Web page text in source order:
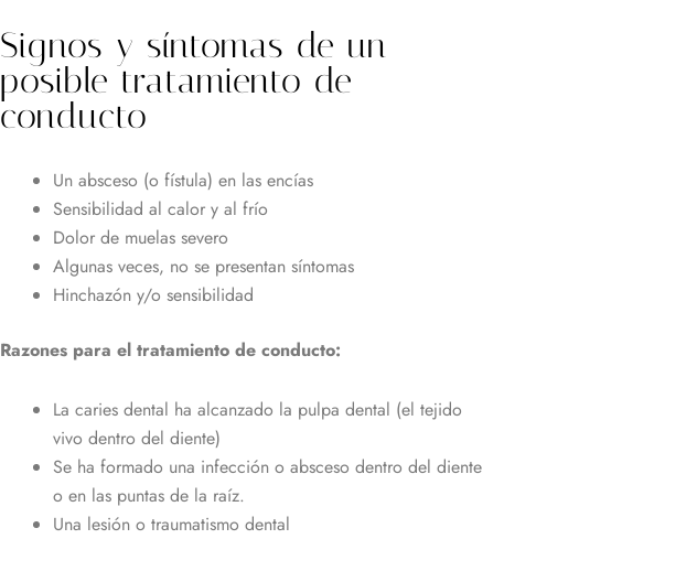
Signos y síntomas de un
posible tratamiento de
conducto
Un absceso (o fístula) en las encías
Sensibilidad al calor y al frío
Dolor de muelas severo
Algunas veces, no se presentan síntomas
Hinchazón y/o sensibilidad
Razones para el tratamiento de conducto:
La caries dental ha alcanzado la pulpa dental (el tejido
vivo dentro del diente)
Se ha formado una infección o absceso dentro del diente
o en las puntas de la raíz.
Una lesión o traumatismo dental